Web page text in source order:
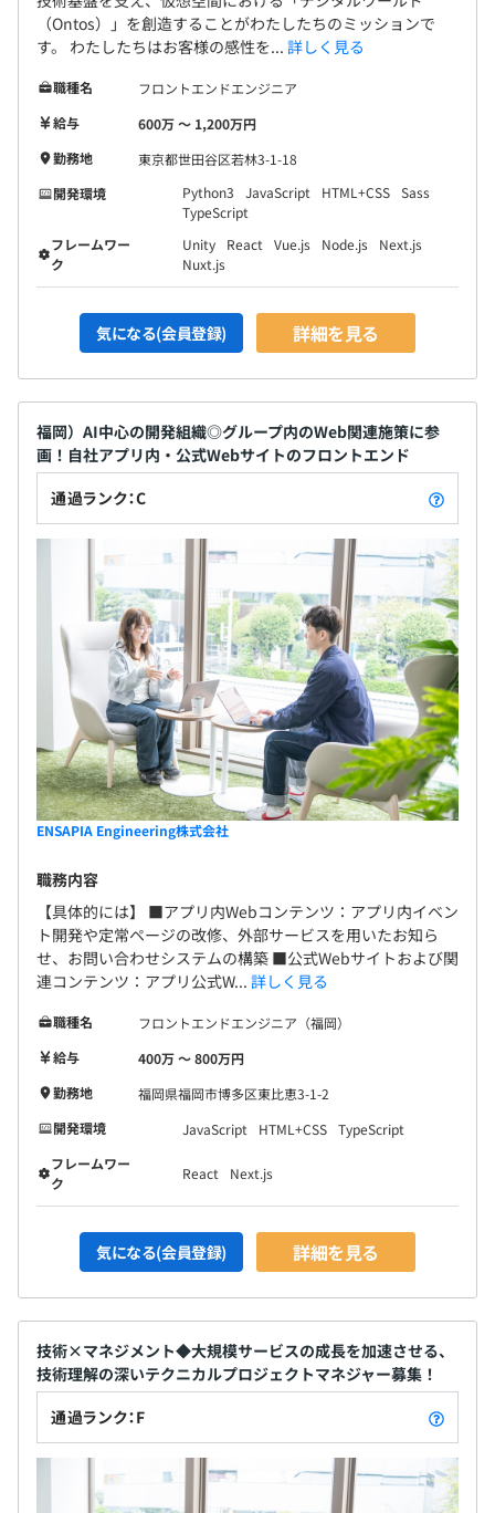
（Ontos）」を創造することがわたしたちのミッションで
す。 わたしたちはお客様の感性を... 詳しく見る
職種名
フロントエンドエンジニア
給与
600万 〜 1,200万円
勤務地
東京都世田谷区若林3-1-18
開発環境
Python3 JavaScript HTML+CSS Sass
TypeScript
フレームワー
ク
Unity React Vue.js Node.js
Next.js
Nuxt.js
気になる(会員登録) 詳細を見る
福岡）AI中心の開発組織◎グループ内のWeb関連施策に参
画！自社アプリ内・公式Webサイトのフロントエンド
通過ランク：C
ENSAPIA Engineering株式会社
職務内容
【具体的には】 ■アプリ内Webコンテンツ：アプリ内イベン
ト開発や定常ページの改修、外部サービスを用いたお知ら
せ、お問い合わせシステムの構築 ■公式Webサイトおよび関
連コンテンツ：アプリ公式W... 詳しく見る
職種名
フロントエンドエンジニア（福岡）
給与
400万 〜 800万円
勤務地
福岡県福岡市博多区東比恵3-1-2
開発環境
JavaScript HTML+CSS TypeScript
フレームワー
ク
React Next.js
気になる(会員登録) 詳細を見る
技術×マネジメント◆大規模サービスの成長を加速させる、
技術理解の深いテクニカルプロジェクトマネジャー募集！
通過ランク：F